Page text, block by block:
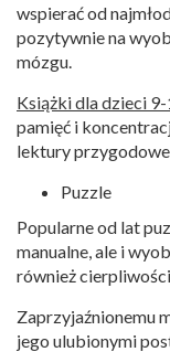
wspierać od
pozytywnie na
mózgu.
Książki dla dzieci
pamięć i
lektury
Puzzle
Popularne od lat
manualne, ale i
również
Zaprzyjaźnionemu
jego ulubionymi